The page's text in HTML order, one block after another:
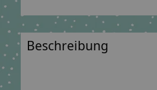
Beschreibung